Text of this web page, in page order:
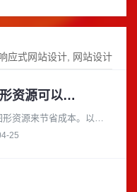
应式网站设计 网站设计
网站设计中有哪些免费的图形资源可以用于商业目的
资源来节省成本。以下
可以用于商业目的：
25